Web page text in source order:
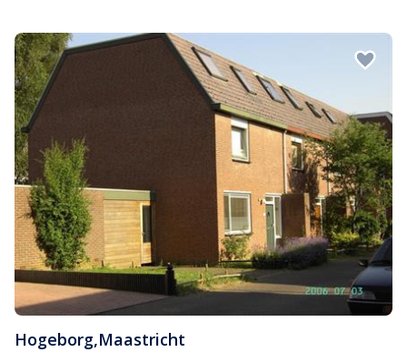
Hogeborg,Maastricht